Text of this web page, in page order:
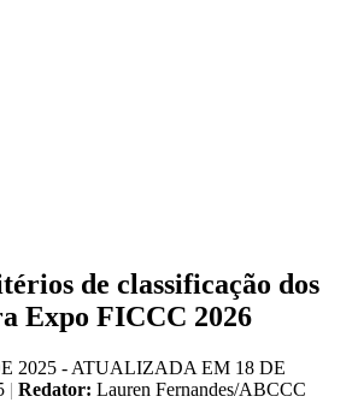
de classificação dos
Expo FICCC 2026
2025 - ATUALIZADA EM 18 DE
| Redator: Lauren Fernandes/ABCCC